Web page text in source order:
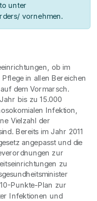
unter
vornehmen.
ob im
in allen Bereichen
dem Vormarsch.
bis zu 15.000
Infektion,
Vielzahl der
Bereits im Jahr 2011
angepasst und die
zur
zu
Punkte-Plan zur
Infektionen und